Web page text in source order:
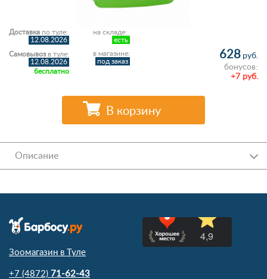
на складе:
есть
в магазине:
под заказ
Доставка по туле:
12.08.2026
Самовывозв туле:
12.08.2026
бесплатно
628 руб.
бонусов:
+7 руб.
В корзину
Описание
Зоомагазин в Туле
+7 (4872) 71-62-43